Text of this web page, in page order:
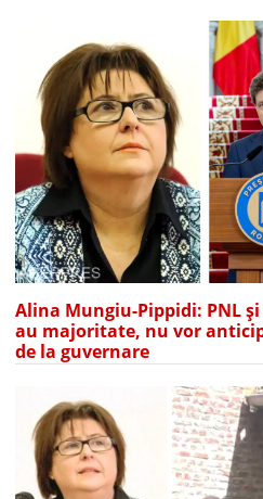
Alina Mungiu-Pippidi: PNL și
au majoritate, nu vor
de la guvernare